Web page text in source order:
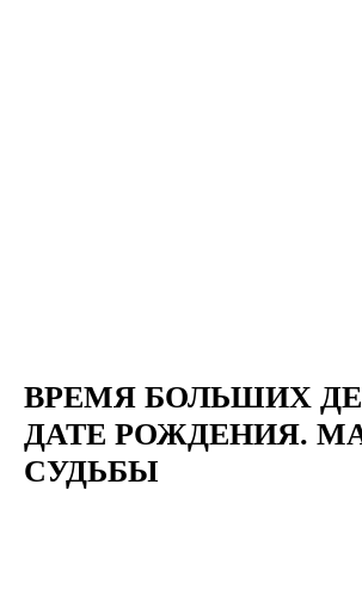
ВРЕМЯ БОЛЬШИХ
ДАТЕ РОЖДЕНИЯ.
СУДЬБЫ